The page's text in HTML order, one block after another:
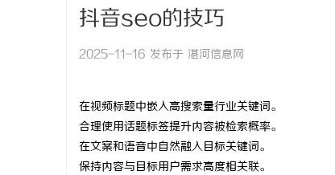
抖音seo的技巧
2025-11-16 发布于 湛河信息网
在视频标题中嵌入高搜索量行业关键词。
合理使用话题标签提升内容被检索概率。
在文案和语音中自然融入目标关键词。
保持内容与目标用户需求高度相关联。